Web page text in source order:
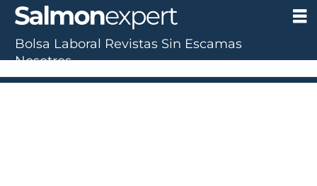
Bolsa Laboral Revistas Sin Escamas
Nosotros